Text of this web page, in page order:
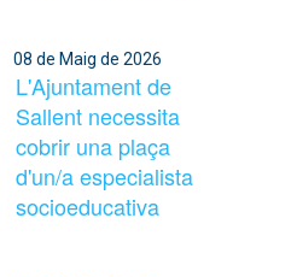
08 de Maig de 2026
L'Ajuntament de
Sallent necessita
cobrir una plaça
d'un/a especialista
socioeducativa